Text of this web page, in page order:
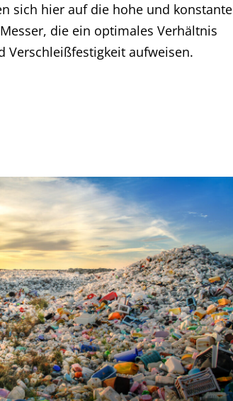
sich hier auf die hohe und konstante
die ein optimales Verhältnis
Verschleißfestigkeit aufweisen.